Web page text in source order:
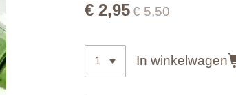
€ 2,95€ 5,50
In winkelwagen